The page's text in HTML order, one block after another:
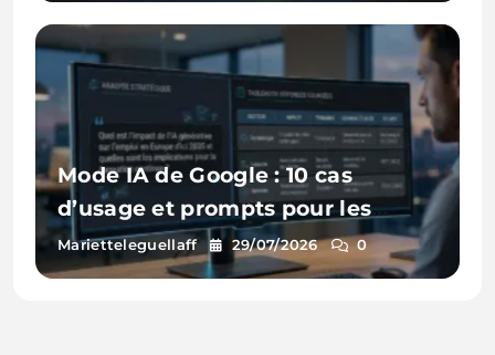
Mode IA de Google : 10 cas
d’usage et prompts pour les
entreprises
Marietteleguellaff 29/07/2026 0